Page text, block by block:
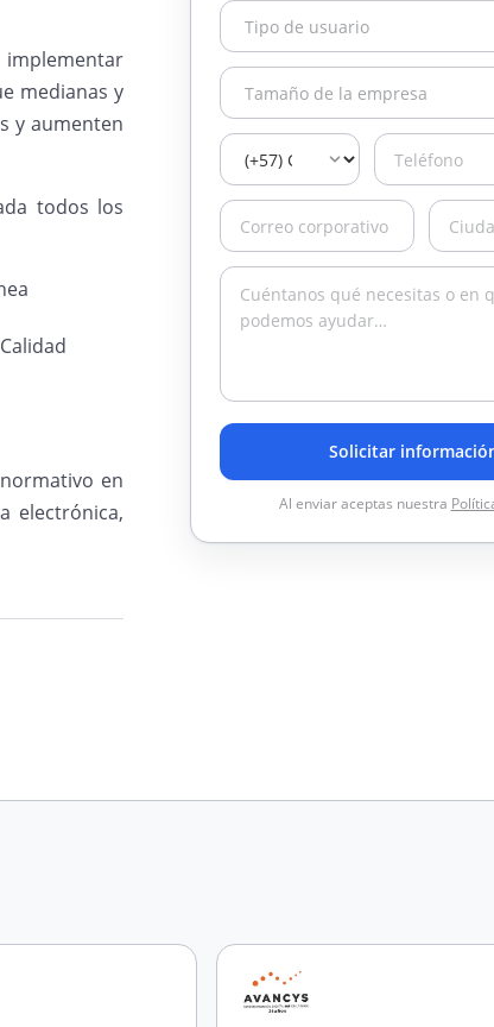
medianas y
y aumenten
todos los
en
electrónica,
Solicitar
Al enviar aceptas nuestra